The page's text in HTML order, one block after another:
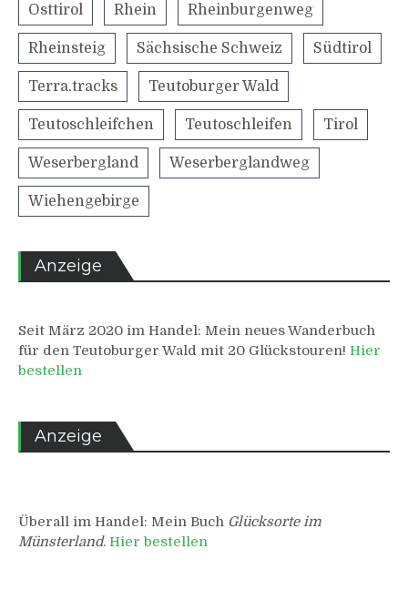
Osttirol Rhein Rheinburgenweg
Rheinsteig Sächsische Schweiz Südtirol
Terra.tracks Teutoburger Wald
Teutoschleifchen Teutoschleifen Tirol
Weserbergland Weserberglandweg
Wiehengebirge
Anzeige
Seit März 2020 im Handel: Mein neues Wanderbuch
für den Teutoburger Wald mit 20 Glückstouren! Hier
bestellen
Anzeige
Überall im Handel: Mein Buch Glücksorte im
Münsterland. Hier bestellen